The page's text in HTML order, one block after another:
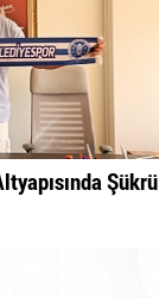
Şükrü